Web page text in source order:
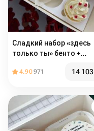
Сладкий набор «здесь
только ты» бенто +
4.90971 14 103